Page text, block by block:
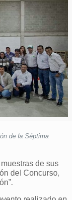
de la Séptima
de sus
del Concurso,